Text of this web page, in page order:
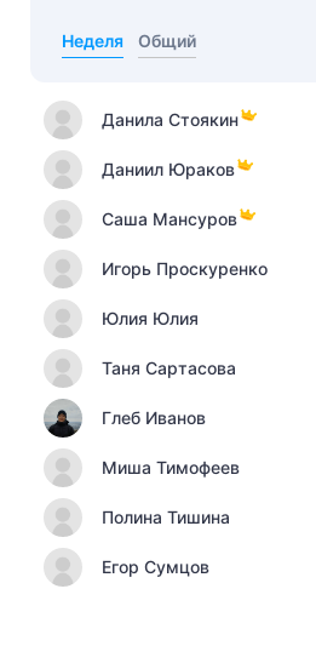
Неделя Общий
Данила Стоякин
Даниил Юраков
Саша Мансуров
Игорь Проскуренко
Юлия Юлия
Таня Сартасова
Глеб Иванов
Миша Тимофеев
Полина Тишина
Егор Сумцов